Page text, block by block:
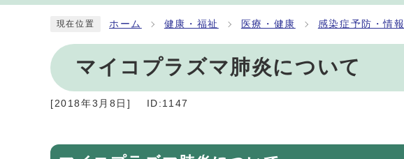
現在位置 ホーム 健康・福祉 医療・健康 感染症予防・情報
マイコプラズマ肺炎について
[2018年3月8日] ID:1147